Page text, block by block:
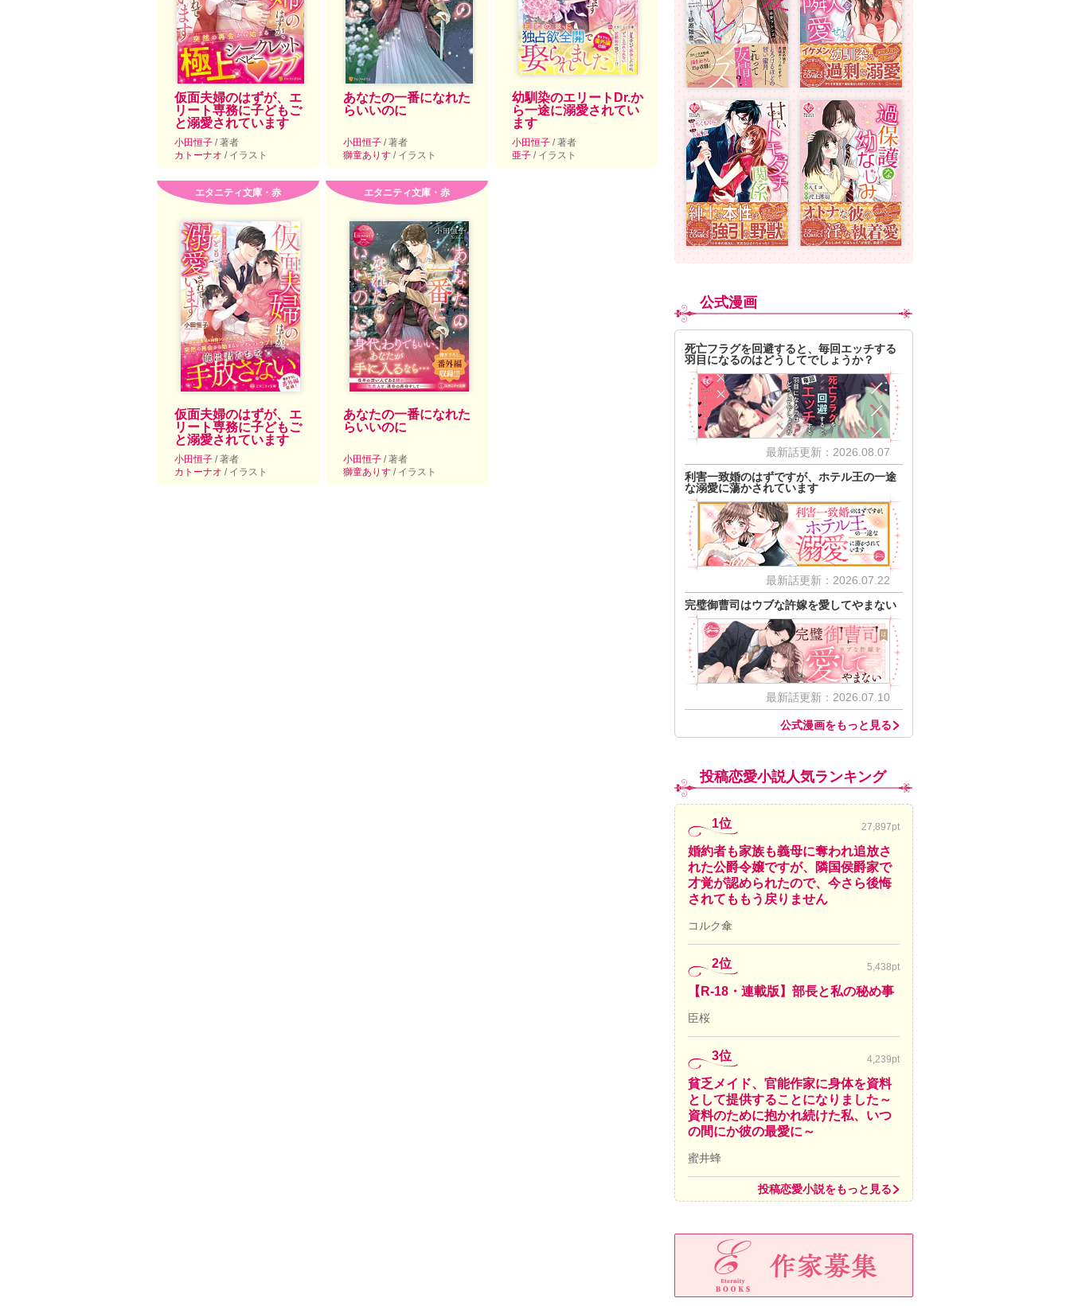
仮面夫婦のはずが、エ
リート専務に子どもご
と溺愛されています
小田恒子 / 著者
カトーナオ / イラスト
あなたの一番になれた
らいいのに
小田恒子 / 著者
獅童ありす / イラスト
幼馴染のエリートDr.か
ら一途に溺愛されてい
ます
小田恒子 / 著者
亜子 / イラスト
エタニティ文庫・赤
仮面夫婦のはずが、エ
リート専務に子どもご
と溺愛されています
小田恒子 / 著者
カトーナオ / イラスト
エタニティ文庫・赤
あなたの一番になれた
らいいのに
小田恒子 / 著者
獅童ありす / イラスト
公式漫画
死亡フラグを回避すると、毎回エッチする
羽目になるのはどうしてでしょうか？
最新話更新：2026.08.07
利害一致婚のはずですが、ホテル王の一途
な溺愛に蕩かされています
最新話更新：2026.07.22
完璧御曹司はウブな許嫁を愛してやまない
最新話更新：2026.07.10
公式漫画をもっと見る
投稿恋愛小説人気ランキング
1位 27,897pt
婚約者も家族も義母に奪われ追放さ
れた公爵令嬢ですが、隣国侯爵家で
才覚が認められたので、今さら後悔
されてももう戻りません
コルク傘
2位 5,438pt
【R-18・連載版】部長と私の秘め事
臣桜
3位 4,239pt
貧乏メイド、官能作家に身体を資料
として提供することになりました～
資料のために抱かれ続けた私、いつ
の間にか彼の最愛に～
蜜井蜂
投稿恋愛小説をもっと見る